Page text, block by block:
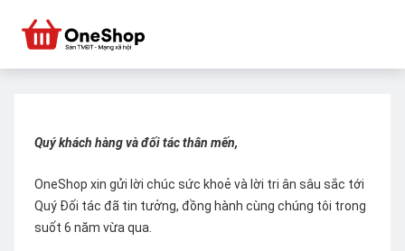
Quý khách hàng và đối tác thân mến,
OneShop xin gửi lời chúc sức khoẻ và lời tri ân sâu sắc tới
Quý Đối tác đã tin tưởng, đồng hành cùng chúng tôi trong
suốt 6 năm vừa qua.